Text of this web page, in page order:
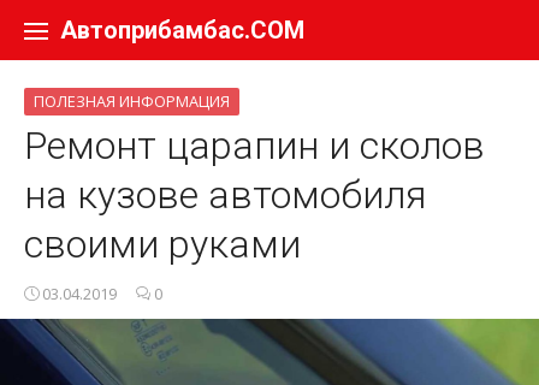
Автоприбамбас.COM
ПОЛЕЗНАЯ ИНФОРМАЦИЯ
Ремонт царапин и сколов
на кузове автомобиля
своими руками
03.04.2019 0